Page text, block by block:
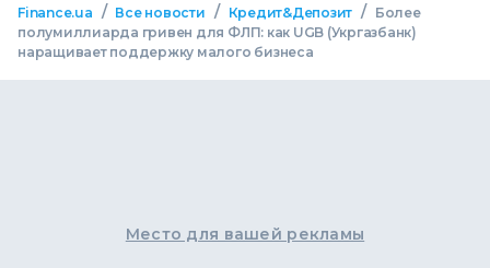
Finance.ua / Все новости / Кредит&Депозит /
Более
полумиллиарда гривен для ФЛП: как UGB (Укргазбанк)
наращивает поддержку малого бизнеса
Место для вашей рекламы